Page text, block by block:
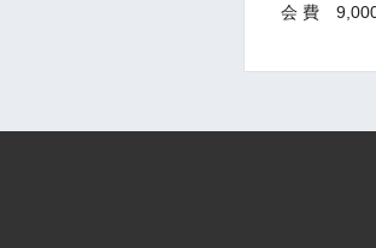
会 費